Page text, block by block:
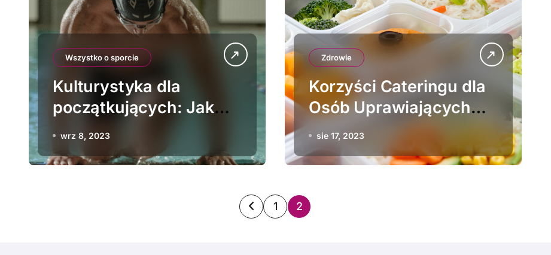
Wszystko o sporcie
Kulturystyka dla
początkujących: Jak
rozpocząć budowę
masy mięśniowej?
wrz 8, 2023
Zdrowie
Korzyści Cateringu dla
Osób Uprawiających
Sport
sie 17, 2023
S
1 2